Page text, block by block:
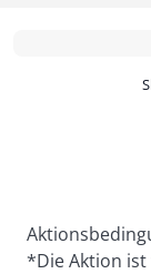
*Die Aktion ist